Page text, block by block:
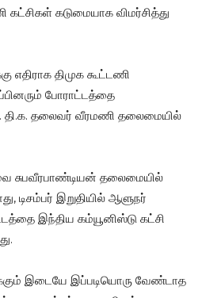
கடுமையாக விமர்சித்து
எதிராக திமுக கூட்டணி
போராட்டத்தை
தி.க. தலைவர் வீரமணி தலைமையில்
சுபவீரபாண்டியன் தலைமையில்
டிசம்பர் இறுதியில் ஆளுநர்
இந்திய கம்யூனிஸ்டு கட்சி
இடையே இப்படியொரு வேண்டாத